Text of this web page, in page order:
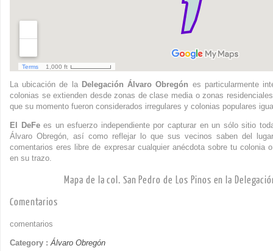
La ubicación de la Delegación Álvaro Obregón es particularmente
colonias se extienden desde zonas de clase media o zonas
que su momento fueron considerados irregulares y colonias populares
El DeFees un esfuerzo independiente por capturar en un sólo sitio
Álvaro Obregón, así como reflejar lo que sus vecinos saben del
comentarios eres libre de expresar cualquier anécdota sobre tu colonia
en su trazo.
Mapa de la col. San Pedro de Los Pinos en la
Comentarios
comentarios
Category : Álvaro Obregón